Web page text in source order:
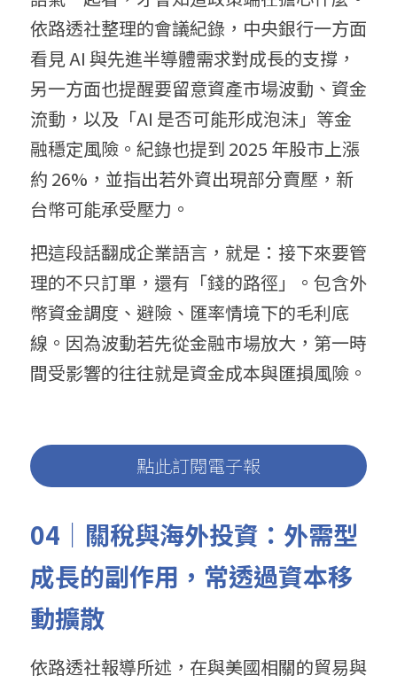
依路透社整理的會議紀錄，中央銀行一方面
看見 AI 與先進半導體需求對成長的支撐，
另一方面也提醒要留意資產市場波動、資金
流動，以及「AI 是否可能形成泡沫」等金
融穩定風險。紀錄也提到 2025 年股市上漲
約 26%，並指出若外資出現部分賣壓，新
台幣可能承受壓力。
把這段話翻成企業語言，就是：接下來要管
理的不只訂單，還有「錢的路徑」。包含外
幣資金調度、避險、匯率情境下的毛利底
線。因為波動若先從金融市場放大，第一時
間受影響的往往就是資金成本與匯損風險。
點此訂閱電子報
04｜關稅與海外投資：外需型
成長的副作用，常透過資本移
動擴散
依路透社報導所述，在與美國相關的貿易與